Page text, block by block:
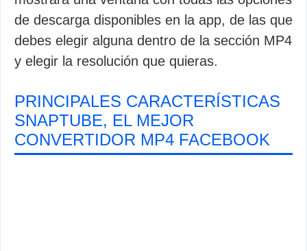
de descarga disponibles en la app, de las que
debes elegir alguna dentro de la sección MP4
y elegir la resolución que quieras.
PRINCIPALES CARACTERÍSTICAS
SNAPTUBE, EL MEJOR
CONVERTIDOR MP4 FACEBOOK